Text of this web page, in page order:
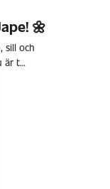
🌼
sill och
är t…